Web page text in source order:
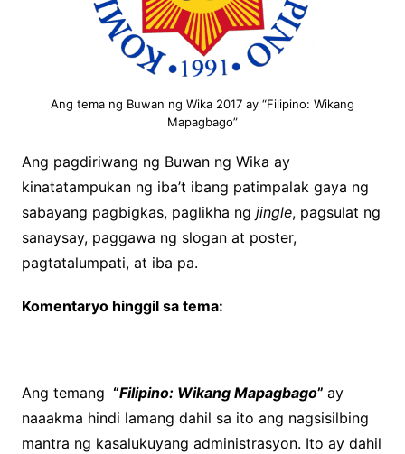
Ang tema ng Buwan ng Wika 2017 ay “Filipino: Wikang
Mapagbago”
Ang pagdiriwang ng Buwan ng Wika ay
kinatatampukan ng iba’t ibang patimpalak gaya ng
sabayang pagbigkas, paglikha ng jingle, pagsulat ng
sanaysay, paggawa ng slogan at poster,
pagtatalumpati, at iba pa.
Komentaryo hinggil sa tema:
Ang temang “Filipino: Wikang Mapagbago” ay
naaakma hindi lamang dahil sa ito ang nagsisilbing
mantra ng kasalukuyang administrasyon. Ito ay dahil